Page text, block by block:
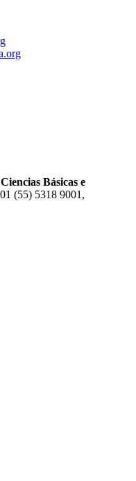
org
Básicas e
(55) 5318 9001,